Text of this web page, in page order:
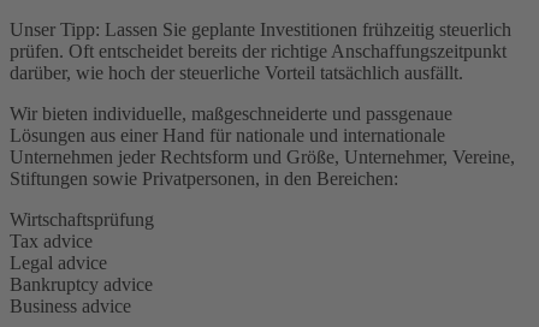
Unser Tipp: Lassen Sie geplante Investitionen frühzeitig steuerlich
prüfen. Oft entscheidet bereits der richtige Anschaffungszeitpunkt
darüber, wie hoch der steuerliche Vorteil tatsächlich ausfällt.
Wir bieten individuelle, maßgeschneiderte und passgenaue
Lösungen aus einer Hand für nationale und internationale
Unternehmen jeder Rechtsform und Größe, Unternehmer, Vereine,
Stiftungen sowie Privatpersonen, in den Bereichen:
Wirtschaftsprüfung
Tax advice
Legal advice
Bankruptcy advice
Business advice